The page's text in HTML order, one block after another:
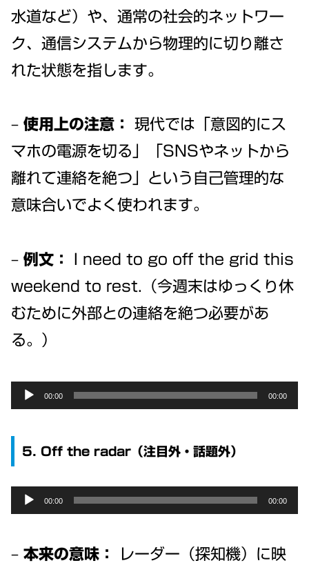
水道など）や、通常の社会的ネットワー
ク、通信システムから物理的に切り離さ
れた状態を指します。
– 使用上の注意：
現代では「意図的にス
マホの電源を切る」「SNSやネットから
離れて連絡を絶つ」という自己管理的な
意味合いでよく使われます。
– 例文：
I need to go off the grid this
weekend to rest.（今週末はゆっくり休
むために外部との連絡を絶つ必要があ
る。）
Audio
00:00 00:00
5. Off the radar（注目外・話題外）
Audio
00:00 00:00
– 本来の意味：
レーダー（探知機）に映